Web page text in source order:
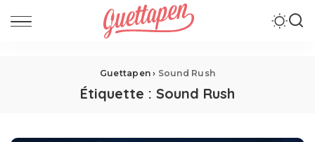
Guettapen › Sound Rush
Étiquette : Sound Rush